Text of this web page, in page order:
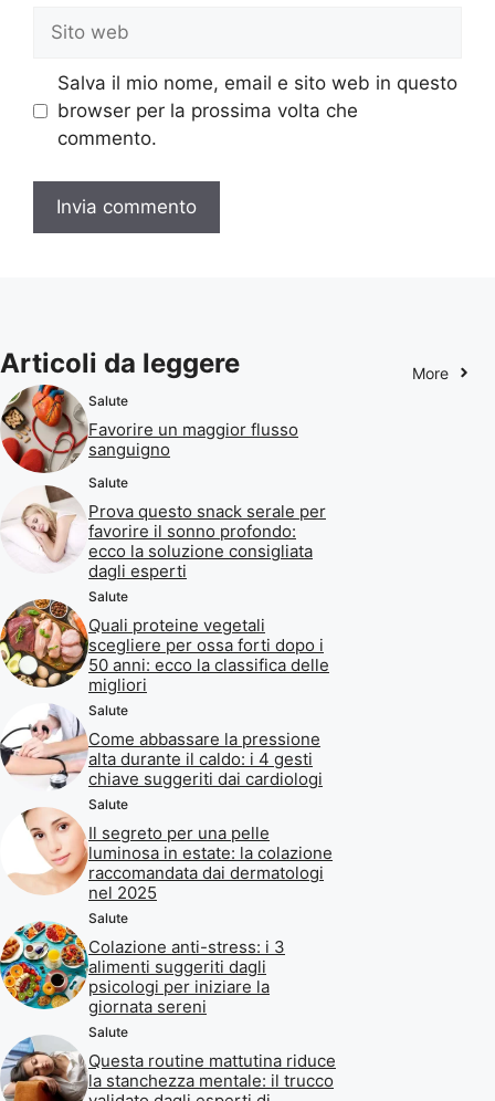
Sito
web
Salva il mio nome, email e sito web in questo
browser per la prossima volta che
commento.
Articoli da leggere More
Salute
Favorire un maggior flusso
sanguigno
Salute
Prova questo snack serale per
favorire il sonno profondo:
ecco la soluzione consigliata
dagli esperti
Salute
Quali proteine vegetali
scegliere per ossa forti dopo i
50 anni: ecco la classifica delle
migliori
Salute
Come abbassare la pressione
alta durante il caldo: i 4 gesti
chiave suggeriti dai cardiologi
Salute
Il segreto per una pelle
luminosa in estate: la colazione
raccomandata dai dermatologi
nel 2025
Salute
Colazione anti-stress: i 3
alimenti suggeriti dagli
psicologi per iniziare la
giornata sereni
Salute
Questa routine mattutina riduce
la stanchezza mentale: il trucco